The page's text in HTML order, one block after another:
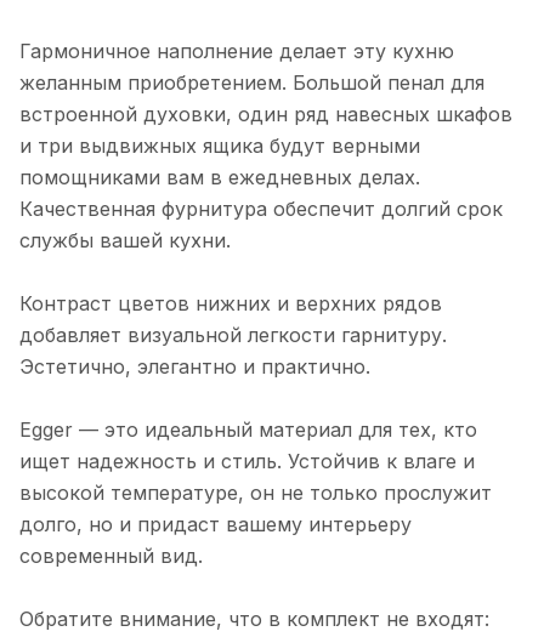
Гармоничное наполнение делает эту кухню
желанным приобретением. Большой пенал для
встроенной духовки, один ряд навесных шкафов
и три выдвижных ящика будут верными
помощниками вам в ежедневных делах.
Качественная фурнитура обеспечит долгий срок
службы вашей кухни.
Контраст цветов нижних и верхних рядов
добавляет визуальной легкости гарнитуру.
Эстетично, элегантно и практично.
Egger — это идеальный материал для тех, кто
ищет надежность и стиль. Устойчив к влаге и
высокой температуре, он не только прослужит
долго, но и придаст вашему интерьеру
современный вид.
Обратите внимание, что в комплект не входят: